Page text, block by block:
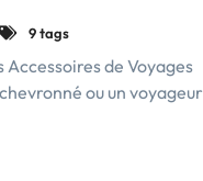
9 tags
de Voyages
ou un voyageur